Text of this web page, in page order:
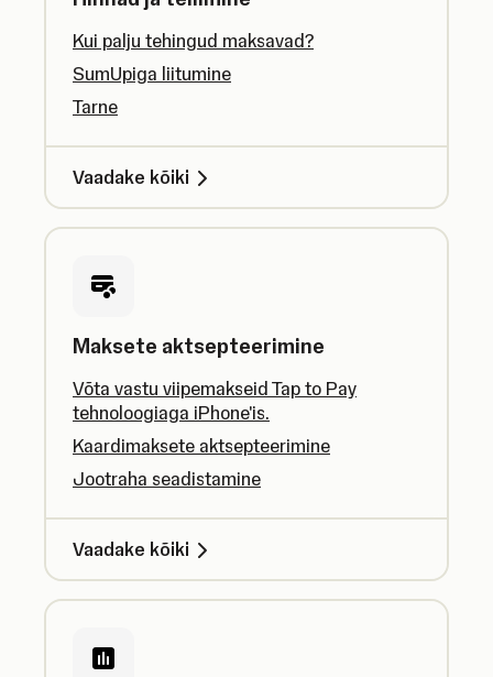
Kui palju tehingud maksavad?
SumUpiga liitumine
Tarne
Vaadake kõiki
Maksete aktsepteerimine
Võta vastu viipemakseid Tap to Pay
tehnoloogiaga iPhone'is.
Kaardimaksete aktsepteerimine
Jootraha seadistamine
Vaadake kõiki